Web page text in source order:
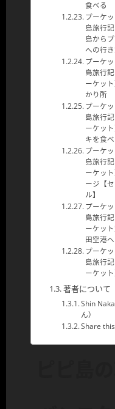
食べる
プーケ
島旅行
島から
への行
プーケ
島旅行
ーケッ
かり所
プーケ
島旅行
ーケッ
キを食べ
プーケ
島旅行
ーケッ
ージ【
ル】
プーケ
島旅行
ーケッ
田空港
プーケ
島旅行
ーケッ
著者について
Shin
ん）
Share